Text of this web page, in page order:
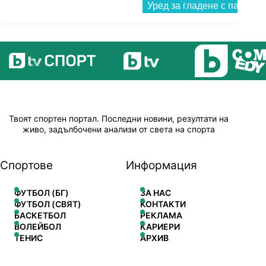
Твоят спортен портал. Последни новини, резултати на
живо, задълбочени анализи от света на спорта
Спортове
ФУТБОЛ (БГ)
ФУТБОЛ (СВЯТ)
БАСКЕТБОЛ
ВОЛЕЙБОЛ
ТЕНИС
Информация
ЗА НАС
КОНТАКТИ
РЕКЛАМА
КАРИЕРИ
АРХИВ